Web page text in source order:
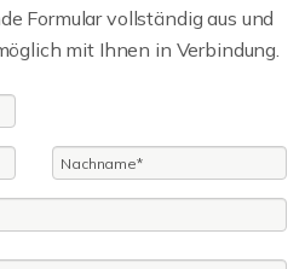
Formular vollständig aus und
mit Ihnen in Verbindung.